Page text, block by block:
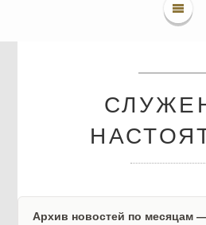
Архив новостей по месяцам